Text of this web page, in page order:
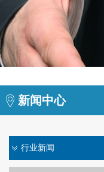
新闻中心
行业新闻